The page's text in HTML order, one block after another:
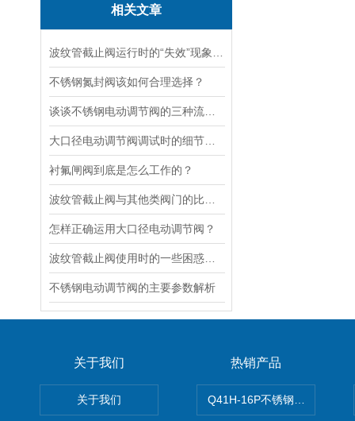
相关文章
不锈钢氮封阀该如何合理选择？
衬氟闸阀到底是怎么工作的？
怎样正确运用大口径电动调节阀？
不锈钢电动调节阀的主要参数解析
关于我们
关于我们
热销产品
Q41H-16P不锈钢硬密封球阀